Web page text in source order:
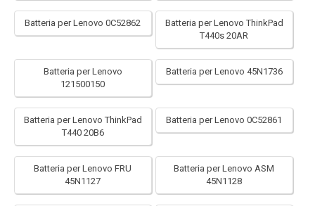
Batteria per Lenovo 0C52862
Batteria per Lenovo ThinkPad
T440s 20AR
Batteria per Lenovo
121500150
Batteria per Lenovo 45N1736
Batteria per Lenovo ThinkPad
T440 20B6
Batteria per Lenovo 0C52861
Batteria per Lenovo FRU
45N1127
Batteria per Lenovo ASM
45N1128